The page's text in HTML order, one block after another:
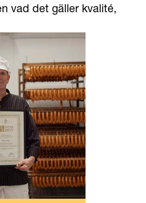
vad det gäller kvalité,